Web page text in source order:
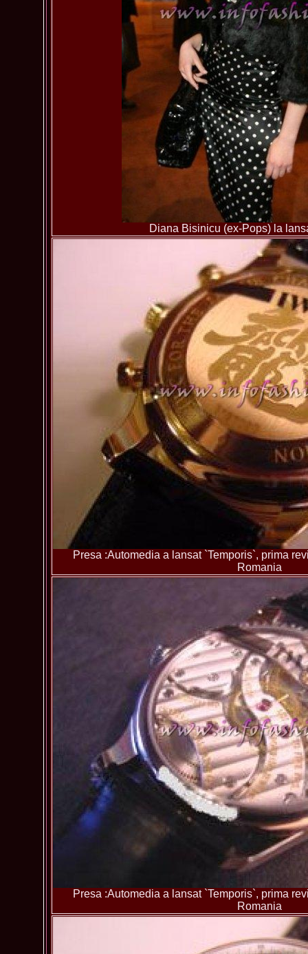
Diana Bisinicu (ex-Pops) la
Presa :Automedia a lansat `Temporis`, prima
Romania
Presa :Automedia a lansat `Temporis`, prima
Romania